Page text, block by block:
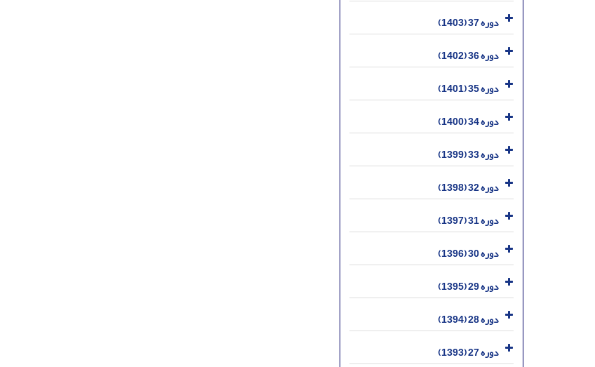
دوره 37 (1403)
دوره 36 (1402)
دوره 35 (1401)
دوره 34 (1400)
دوره 33 (1399)
دوره 32 (1398)
دوره 31 (1397)
دوره 30 (1396)
دوره 29 (1395)
دوره 28 (1394)
دوره 27 (1393)